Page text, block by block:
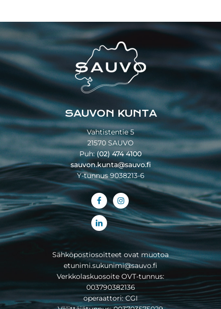
Footer
SAUVON KUNTA
Vahtistentie 5
21570 SAUVO
Puh:(02) 474 4100
sauvon.kunta@sauvo.fi
Y-tunnus 9038213-6
Sähköpostiosoitteet ovat muotoa
etunimi.sukunimi@sauvo.fi
Verkkolaskuosoite OVT-tunnus:
003790382136
operaattori: CGI